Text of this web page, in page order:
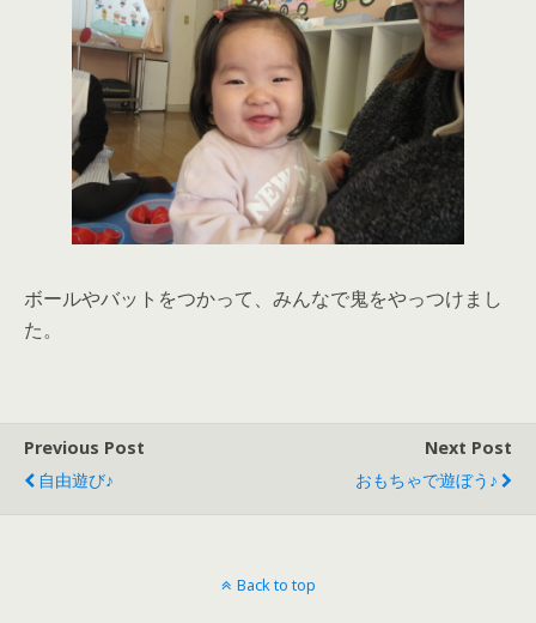
ボールやバットをつかって、みんなで鬼をやっつけまし
た。
Previous Post
自由遊び♪
Next Post
おもちゃで遊ぼう♪
Back to top